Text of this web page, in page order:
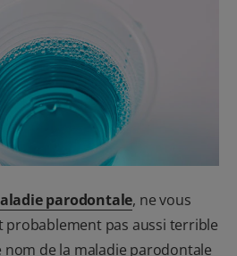
RECHERCHE DES SOLUTIONS IDÉALES
parodontale, ne vous
probablement pas aussi terrible
nom de la maladie parodontale